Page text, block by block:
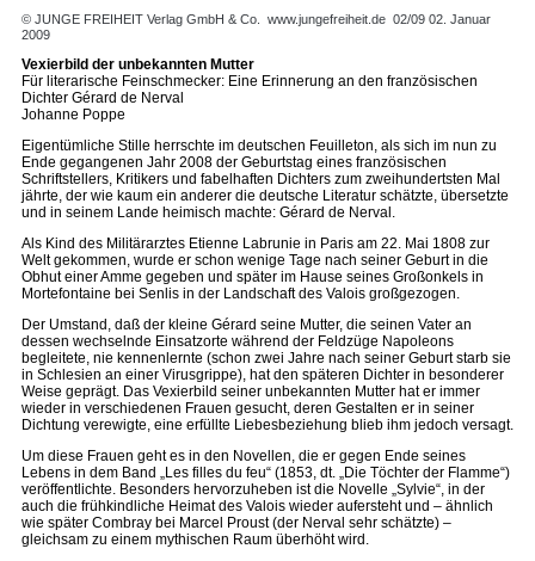
© JUNGE FREIHEIT Verlag GmbH & Co. www.jungefreiheit.de 02/09 02. Januar
2009
Vexierbild der unbekannten Mutter
Für literarische Feinschmecker: Eine Erinnerung an den französischen
Dichter Gérard de Nerval
Johanne Poppe
Eigentümliche Stille herrschte im deutschen Feuilleton, als sich im nun zu
Ende gegangenen Jahr 2008 der Geburtstag eines französischen
Schriftstellers, Kritikers und fabelhaften Dichters zum zweihundertsten Mal
jährte, der wie kaum ein anderer die deutsche Literatur schätzte, übersetzte
und in seinem Lande heimisch machte: Gérard de Nerval.
Als Kind des Militärarztes Etienne Labrunie in Paris am 22. Mai 1808 zur
Welt gekommen, wurde er schon wenige Tage nach seiner Geburt in die
Obhut einer Amme gegeben und später im Hause seines Großonkels in
Mortefontaine bei Senlis in der Landschaft des Valois großgezogen.
Der Umstand, daß der kleine Gérard seine Mutter, die seinen Vater an
dessen wechselnde Einsatzorte während der Feldzüge Napoleons
begleitete, nie kennenlernte (schon zwei Jahre nach seiner Geburt starb sie
in Schlesien an einer Virusgrippe), hat den späteren Dichter in besonderer
Weise geprägt. Das Vexierbild seiner unbekannten Mutter hat er immer
wieder in verschiedenen Frauen gesucht, deren Gestalten er in seiner
Dichtung verewigte, eine erfüllte Liebesbeziehung blieb ihm jedoch versagt.
Um diese Frauen geht es in den Novellen, die er gegen Ende seines
Lebens in dem Band „Les filles du feu“ (1853, dt. „Die Töchter der Flamme“)
veröffentlichte. Besonders hervorzuheben ist die Novelle „Sylvie“, in der
auch die frühkindliche Heimat des Valois wieder aufersteht und – ähnlich
wie später Combray bei Marcel Proust (der Nerval sehr schätzte) –
gleichsam zu einem mythischen Raum überhöht wird.